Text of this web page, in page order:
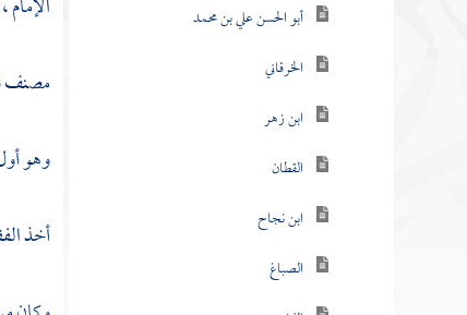
أبو الحسن علي بن محمد
الخرقاني
ابن زهر
القطان
ابن نجاح
الصباغ
مصنف
وهو
أخذ